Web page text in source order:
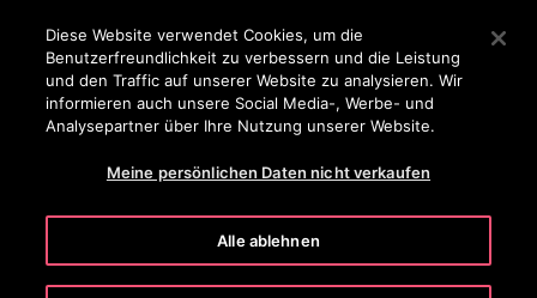
Drücken Sie die Eingabetaste, um zum Hauptinhalt zu
SUCHEN
Diese Website verwendet Cookies, um die
Benutzerfreundlichkeit zu verbessern und die Leistung
und den Traffic auf unserer Website zu analysieren. Wir
informieren auch unsere Social Media-, Werbe- und
Analysepartner über Ihre Nutzung unserer Website.
Meine persönlichen Daten nicht verkaufen
Alle ablehnen